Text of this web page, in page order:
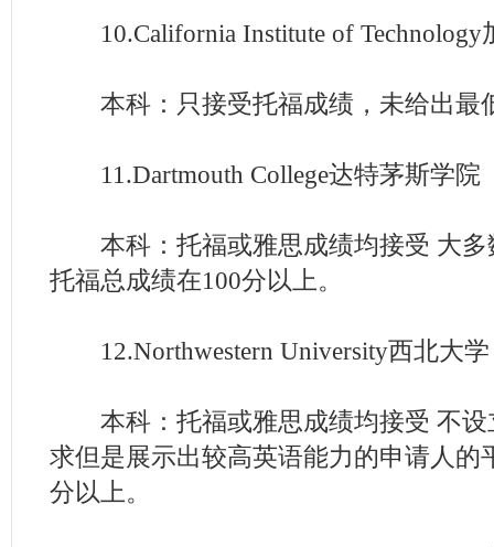
10.California Institute of Technology
本科：只接受托福成绩，未给出最
11.Dartmouth College达特茅斯学院
本科：托福或雅思成绩均接受 大多
托福总成绩在100分以上。
12.Northwestern University西北大学
本科：托福或雅思成绩均接受 不设
求但是展示出较高英语能力的申请人的
分以上。